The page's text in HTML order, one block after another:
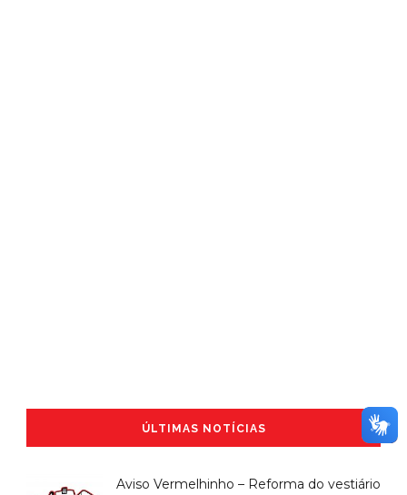
ÚLTIMAS NOTÍCIAS
Aviso Vermelhinho – Reforma do vestiário